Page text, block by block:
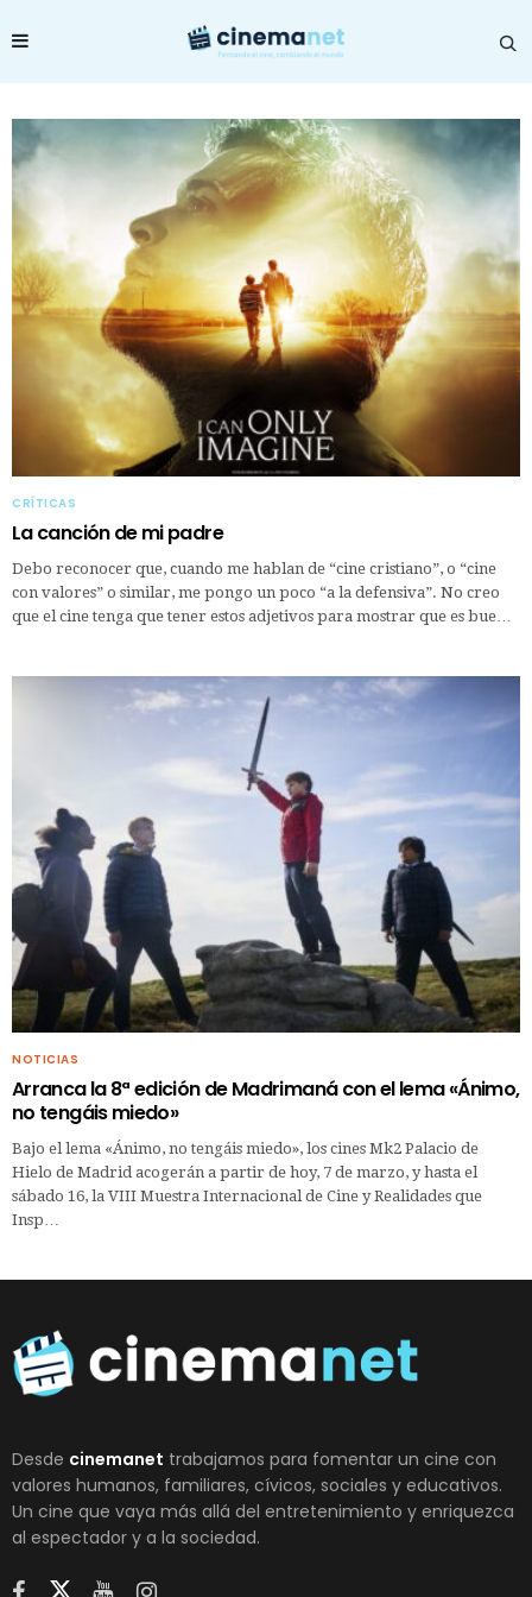
CRÍTICAS
La canción de mi padre
Debo reconocer que, cuando me hablan de “cine cristiano”, o “cine
con valores” o similar, me pongo un poco “a la defensiva”. No creo
que el cine tenga que tener estos adjetivos para mostrar que es bue…
NOTICIAS
Arranca la 8ª edición de Madrimaná con el lema «Ánimo,
no tengáis miedo»
Bajo el lema «Ánimo, no tengáis miedo», los cines Mk2 Palacio de
Hielo de Madrid acogerán a partir de hoy, 7 de marzo, y hasta el
sábado 16, la VIII Muestra Internacional de Cine y Realidades que
Insp…
Desde cinemanet trabajamos para fomentar un cine con
valores humanos, familiares, cívicos, sociales y educativos.
Un cine que vaya más allá del entretenimiento y enriquezca
al espectador y a la sociedad.